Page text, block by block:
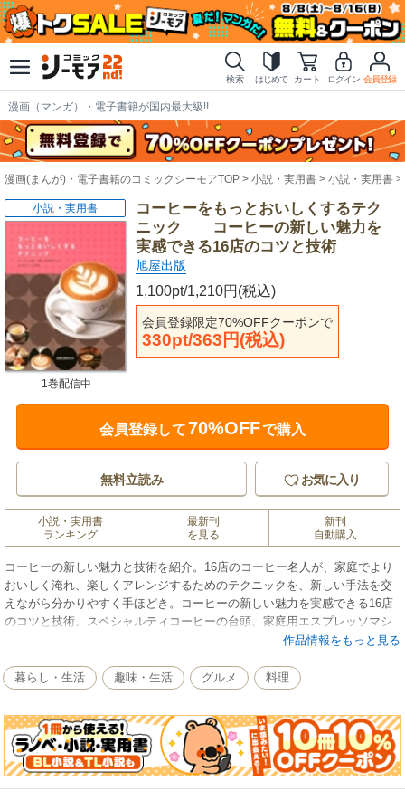
検索 はじめて カート ログイン 会員登録
漫画（マンガ）・電子書籍が国内最大級!!
漫画(まんが)・電子書籍のコミックシーモアTOP 小説・実用書 小説・実用書
コーヒーをもっとおいしくするテク
ニック コーヒーの新しい魅力を
実感できる16店のコツと技術
旭屋出版
1,100pt/1,210円(税込)
会員登録限定70%OFFクーポンで
330pt/363円(税込)
小説・実用書
1巻配信中
会員登録して70%OFFで購入
無料立読み お気に入り
小説・実用書
ランキング
最新刊
を見る
新刊
自動購入
コーヒーの新しい魅力と技術を紹介。16店のコーヒー名人が、家庭でより
おいしく淹れ、楽しくアレンジするためのテクニックを、新しい手法を交
えながら分かりやすく手ほどき。コーヒーの新しい魅力を実感できる16店
のコツと技術、スペシャルティコーヒーの台頭、家庭用エスプレッソマシ
ンの普及…等。いまコーヒーがいっそうおいしくなっている中で、本書
大変実用的な一冊。コーヒーの名店から新進気鋭のバリスタまで16店を取
材し、コーヒーを家庭でもおいしく淹れ、楽しくアレンジする方法を大公
役立つ内容となっている。
※この商品は紙の書籍のページを画像にした電子書籍です。文字だけを拡
大することはできませんので、予めご了承ください。試し読みファイルに
作品情報をもっと見る
暮らし・生活 趣味・生活 グルメ 料理